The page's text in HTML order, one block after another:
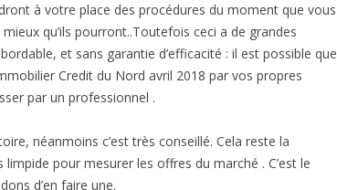
à votre place des procédures du moment que vous
qu’ils pourront..Toutefois ceci a de grandes
et sans garantie d’efficacité : il est possible que
Credit du Nord avril 2018 par vos propres
par un professionnel .
néanmoins c’est très conseillé. Cela reste la
pour mesurer les offres du marché . C’est le
d’en faire une.